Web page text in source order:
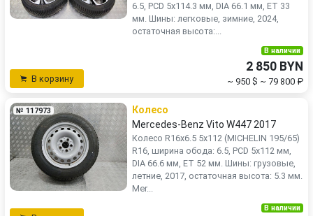
6.5, PCD 5x114.3 мм, DIA 66.1 мм, ET 33
мм. Шины: легковые, зимние, 2024,
остаточная высота:...
В корзину
В наличии
2 850 BYN
~ 950 $ ~ 79 800 ₽
№ 117973
Колесо
Mercedes-Benz Vito W447 2017
Колесо R16x6.5 5x112 (MICHELIN 195/65)
R16, ширина обода: 6.5, PCD 5x112 мм,
DIA 66.6 мм, ET 52 мм. Шины: грузовые,
летние, 2017, остаточная высота: 5.3 мм.
Mer...
В наличии